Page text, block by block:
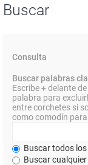
Buscar
Consulta
Buscar palabras
Escribe+delante
palabra para
entre corchetes si
como comodín
Buscar todos
Buscar